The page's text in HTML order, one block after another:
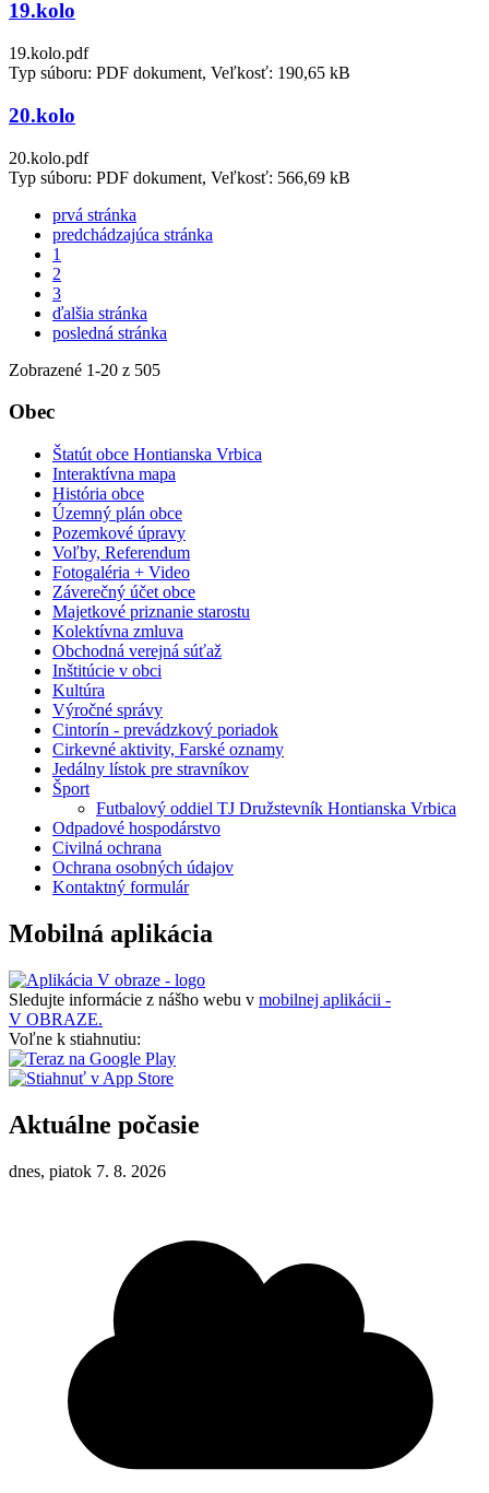
19.kolo
19.kolo.pdf
Typ súboru: PDF dokument, Veľkosť: 190,65 kB
20.kolo
20.kolo.pdf
Typ súboru: PDF dokument, Veľkosť: 566,69 kB
prvá stránka
predchádzajúca stránka
1
2
3
ďalšia stránka
posledná stránka
Zobrazené 1-20 z 505
Obec
Štatút obce Hontianska Vrbica
Interaktívna mapa
História obce
Územný plán obce
Pozemkové úpravy
Voľby, Referendum
Fotogaléria + Video
Záverečný účet obce
Majetkové priznanie starostu
Kolektívna zmluva
Obchodná verejná súťaž
Inštitúcie v obci
Kultúra
Výročné správy
Cintorín - prevádzkový poriadok
Cirkevné aktivity, Farské oznamy
Jedálny lístok pre stravníkov
Šport
Futbalový oddiel TJ Družstevník Hontianska Vrbica
Odpadové hospodárstvo
Civilná ochrana
Ochrana osobných údajov
Kontaktný formulár
Mobilná aplikácia
Sledujte informácie z nášho webu v mobilnej aplikácii -
V OBRAZE.
Voľne k stiahnutiu:
Aktuálne počasie
dnes, piatok 7. 8. 2026